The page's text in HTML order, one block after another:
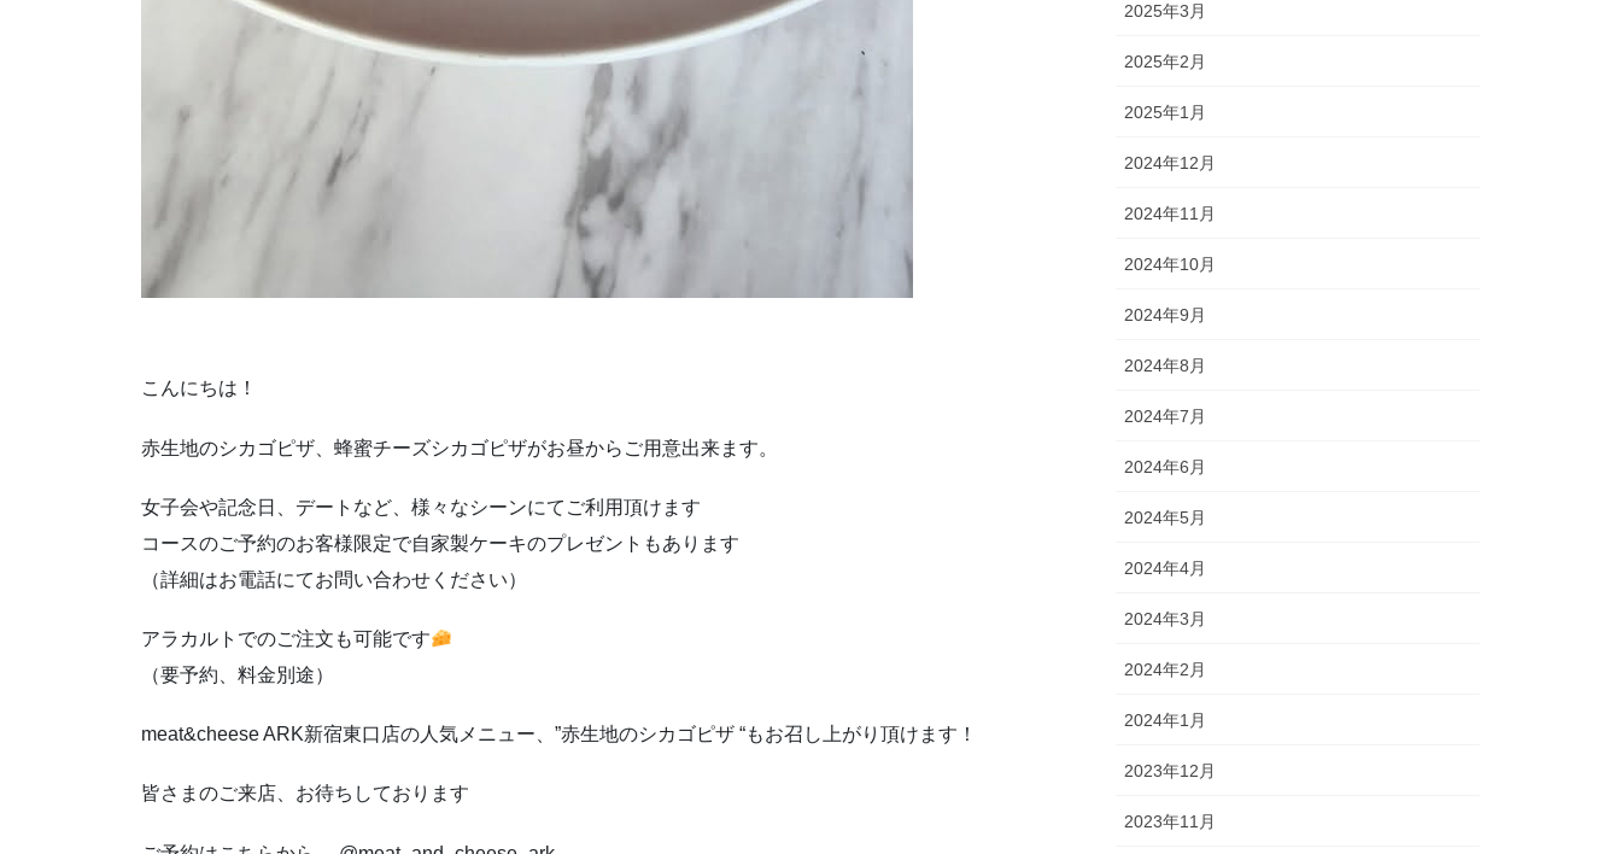
こんにちは！
赤生地のシカゴピザ、蜂蜜チーズシカゴピザがお昼からご用意出来ます。
女子会や記念日、デートなど、様々なシーンにてご利用頂けます
コースのご予約のお客様限定で自家製ケーキのプレゼントもあります
（詳細はお電話にてお問い合わせください）
アラカルトでのご注文も可能です
（要予約、料金別途）
meat&cheese ARK新宿東口店の人気メニュー、”赤生地のシカゴピザ “もお召し上がり頂けます！
皆さまのご来店、お待ちしております
2025年3月
2025年2月
2025年1月
2024年12月
2024年11月
2024年10月
2024年9月
2024年8月
2024年7月
2024年6月
2024年5月
2024年4月
2024年3月
2024年2月
2024年1月
2023年12月
2023年11月